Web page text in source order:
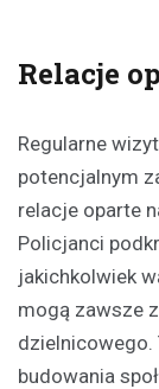
Relacje
Regularne
potencjalnym
relacje oparte
Policjanci
jakichkolwiek
mogą zawsze
dzielnicowego.
budowania